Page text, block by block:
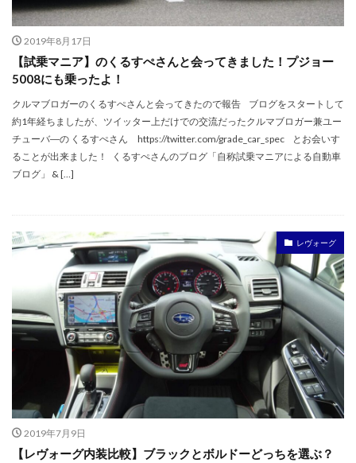
2019年8月17日
【試乗マニア】のくるすぺさんと会ってきました！プジョー
5008にも乗ったよ！
クルマブロガーのくるすぺさんと会ってきたので報告 ブログをスタートして
約1年経ちましたが、ツイッター上だけでの交流だったクルマブロガー兼ユー
チューバ―の くるすぺさん https://twitter.com/grade_car_spec とお会いす
ることが出来ました！ くるすぺさんのブログ「自称試乗マニアによる自動車
ブログ」 & […]
レヴォーグ
2019年7月9日
【レヴォーグ内装比較】ブラックとボルドーどっちを選ぶ？